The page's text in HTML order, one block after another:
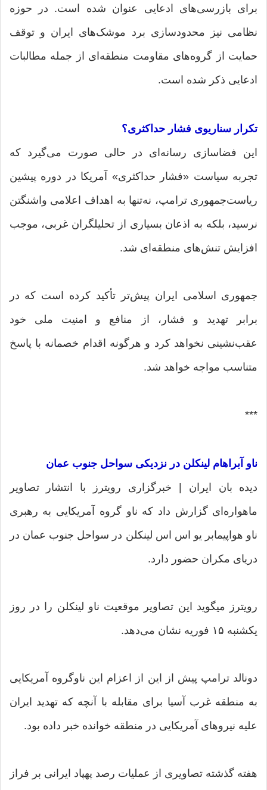
برای بازرسی‌های ادعایی عنوان شده است. در حوزه
نظامی نیز محدودسازی برد موشک‌های ایران و توقف
حمایت از گروه‌های مقاومت منطقه‌ای از جمله مطالبات
ادعایی ذکر شده است.
تکرار سناریوی فشار حداکثری؟
این فضاسازی رسانه‌ای در حالی صورت می‌گیرد که
تجربه سیاست «فشار حداکثری» آمریکا در دوره پیشین
ریاست‌جمهوری ترامپ، نه‌تنها به اهداف اعلامی واشنگتن
نرسید، بلکه به اذعان بسیاری از تحلیلگران غربی، موجب
افزایش تنش‌های منطقه‌ای شد.
جمهوری اسلامی ایران پیش‌تر تأکید کرده است که در
برابر تهدید و فشار، از منافع و امنیت ملی خود
عقب‌نشینی نخواهد کرد و هرگونه اقدام خصمانه با پاسخ
متناسب مواجه خواهد شد.
***
ناو آبراهام لینکلن در نزدیکی سواحل جنوب عمان
دیده بان ایران | خبرگزاری رویترز با انتشار تصاویر
ماهواره‌ای گزارش داد که ناو گروه آمریکایی به رهبری
ناو هواپیمابر یو اس اس لینکلن در سواحل جنوب عمان در
دریای مکران حضور دارد.
رویترز میگوید این تصاویر موقعیت ناو لینکلن را در روز
یکشنبه ۱۵ فوریه نشان می‌دهد.
دونالد ترامپ پیش از این از اعزام این ناوگروه آمریکایی
به منطقه غرب آسیا برای مقابله با آنچه که تهدید ایران
علیه نیروهای آمریکایی در منطقه خوانده خبر داده بود.
هفته گذشته تصاویری از عملیات رصد پهپاد ایرانی بر فراز